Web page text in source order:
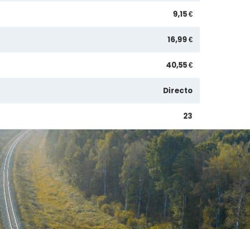
9,15 €
16,99 €
40,55 €
Directo
23